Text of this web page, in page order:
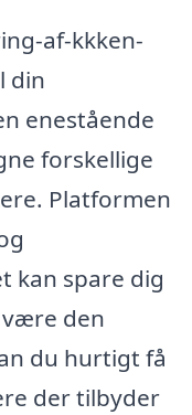
af-kkken-
din
enestående
forskellige
Platformen
kan spare dig
være den
du hurtigt få
der tilbyder